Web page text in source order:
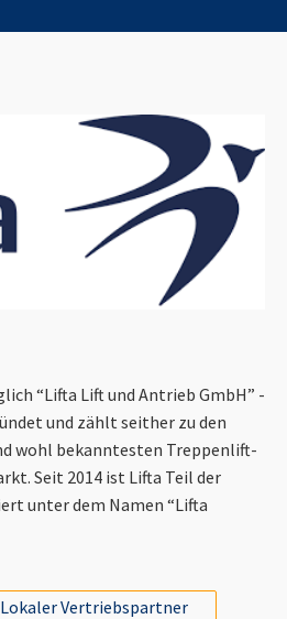
“Lifta Lift und Antrieb GmbH” -
und zählt seither zu den
wohl bekanntesten Treppenlift-
Seit 2014 ist Lifta Teil der
unter dem Namen “Lifta
Lokaler Vertriebspartner